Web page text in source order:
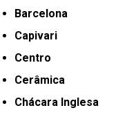
Barcelona
Capivari
Centro
Cerâmica
Chácara Inglesa